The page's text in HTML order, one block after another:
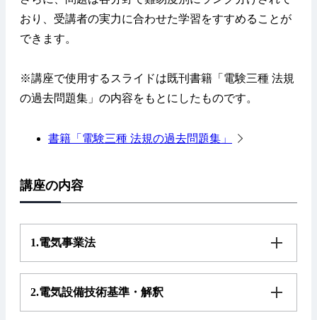
おり、受講者の実力に合わせた学習をすすめることが
できます。
※講座で使用するスライドは既刊書籍「電験三種 法規
の過去問題集」の内容をもとにしたものです。
書籍「電験三種 法規の過去問題集」
講座の内容
1.電気事業法
2.電気設備技術基準・解釈